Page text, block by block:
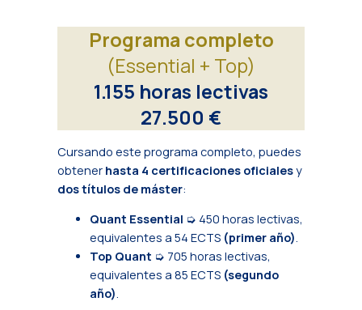
Programa completo
(Essential + Top)
1.155 horas lectivas
27.500 €
Cursando este programa completo, puedes
obtener hasta 4 certificaciones oficialesy
dos títulos de máster:
Quant Essential ➭ 450 horas lectivas,
equivalentes a 54 ECTS (primer año).
Top Quant ➭ 705 horas lectivas,
equivalentes a 85 ECTS (segundo
año).